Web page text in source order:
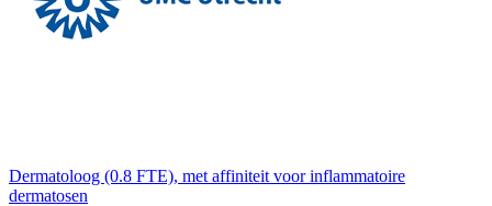
Dermatoloog (0.8 FTE), met affiniteit voor inflammatoire
dermatosen